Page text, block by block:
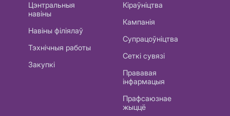
Цэнтральныя
навіны
Навіны філіялаў
Тэхнічныя работы
Закупкі
Кіраўніцтва
Кампанія
Супрацоўніцтва
Сеткі сувязі
Прававая
інфармацыя
Прафсаюзнае
жыццё